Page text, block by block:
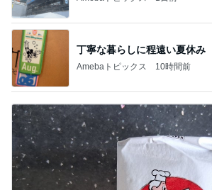
丁寧な暮らしに程遠い夏休み
Amebaトピックス 10時間前